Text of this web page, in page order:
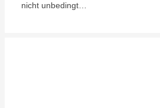
nicht unbedingt…